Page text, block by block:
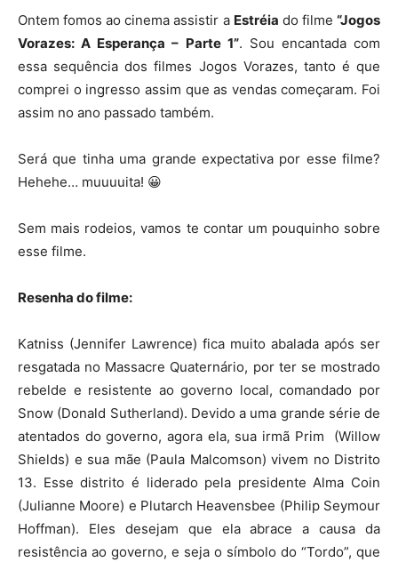
Ontem fomos ao cinema assistir a Estréia do filme“Jogos
Vorazes: A Esperança – Parte 1”. Sou encantada com
essa sequência dos filmes Jogos Vorazes, tanto é que
comprei o ingresso assim que as vendas começaram. Foi
assim no ano passado também.
Será que tinha uma grande expectativa por esse filme?
Hehehe… muuuuita! 😀
Sem mais rodeios, vamos te contar um pouquinho sobre
esse filme.
Resenha do filme:
Katniss (Jennifer Lawrence) fica muito abalada após ser
resgatada no Massacre Quaternário, por ter se mostrado
rebelde e resistente ao governo local, comandado por
Snow (Donald Sutherland). Devido a uma grande série de
atentados do governo, agora ela, sua irmã Prim (Willow
Shields) e sua mãe (Paula Malcomson) vivem no Distrito
13. Esse distrito é liderado pela presidente Alma Coin
(Julianne Moore) e Plutarch Heavensbee (Philip Seymour
Hoffman). Eles desejam que ela abrace a causa da
resistência ao governo, e seja o símbolo do “Tordo”, que